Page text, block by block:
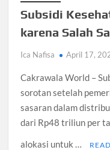
Subsidi
karena Salah
Ica Nafisa April 17,
Cakrawala World –
sorotan setelah
sasaran dalam
dari Rp48 triliun per
alokasi untuk …